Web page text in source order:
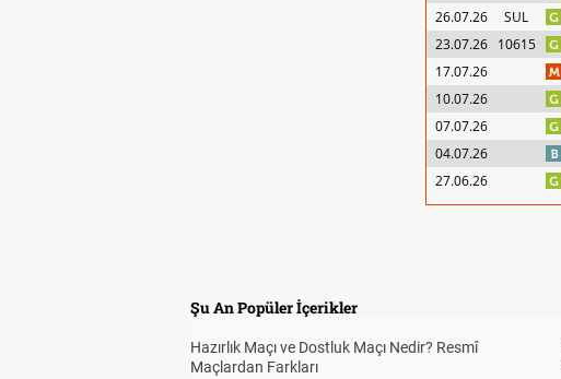
26.07.26
SUL
23.07.26 10615
17.07.26
10.07.26
07.07.26
04.07.26
27.06.26
Şu An Popüler İçerikler
Hazırlık Maçı ve Dostluk Maçı Nedir? Resmî
Maçlardan Farkları